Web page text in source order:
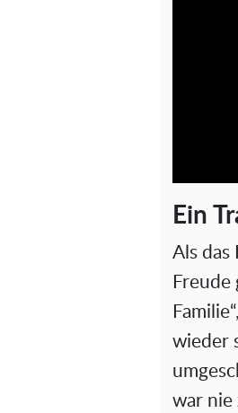
Ein
Als das
Freude
wieder
war nie